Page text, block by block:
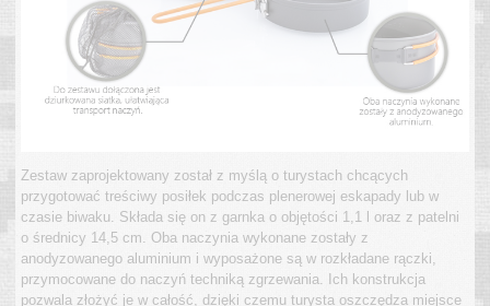
Zestaw zaprojektowany został z myślą o turystach chcących
przygotować treściwy posiłek podczas plenerowej eskapady lub w
czasie biwaku. Składa się on z garnka o objętości 1,1 l oraz z patelni
o średnicy 14,5 cm. Oba naczynia wykonane zostały z
anodyzowanego aluminium i wyposażone są w rozkładane rączki,
przymocowane do naczyń techniką zgrzewania. Ich konstrukcja
pozwala złożyć je w całość, dzięki czemu turysta oszczędza miejsce